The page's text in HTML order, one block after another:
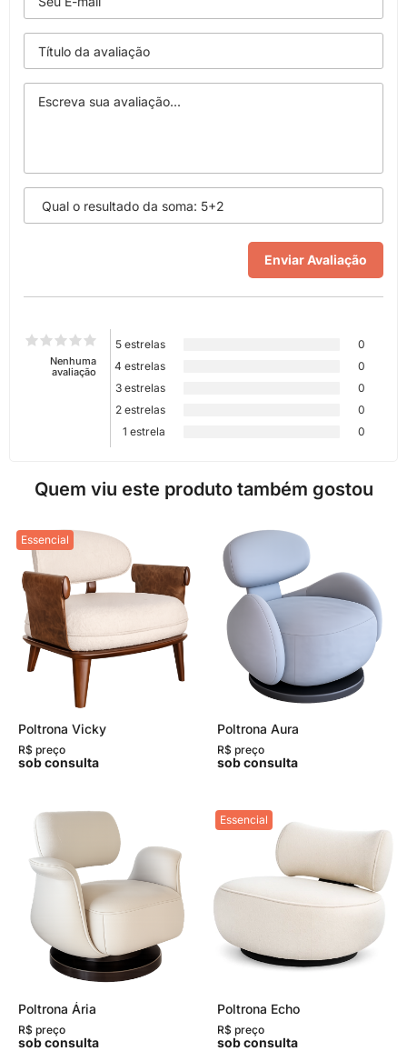
Nenhuma
avaliação
5 estrelas
0
4 estrelas
0
3 estrelas
0
2 estrelas
0
1 estrela
0
Quem viu este produto também gostou
Essencial
Poltrona Vicky
R$ preço
sob consulta
Poltrona Aura
R$ preço
sob consulta
Poltrona Ária
R$ preço
sob consulta
Essencial
Poltrona Echo
R$ preço
sob consulta